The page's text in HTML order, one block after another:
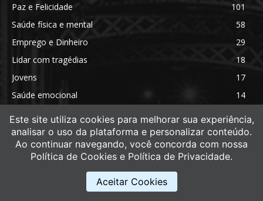
Paz e Felicidade
101
Saúde física e mental
58
Emprego e Dinheiro
29
Lidar com tragédias
18
Jovens
17
Saúde emocional
14
Este site utiliza cookies para melhorar sua experiência,
analisar o uso da plataforma e personalizar conteúdo.
Ao continuar navegando, você concorda com nossa
Política de Cookies e Política de Privacidade.
Aceitar Cookies